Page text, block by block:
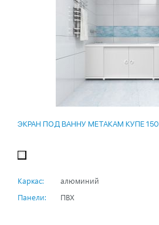
ЭКРАН ПОД ВАННУ МЕТАКАМ КУПЕ 150
Каркас:
алюминий
Панели:
ПВХ